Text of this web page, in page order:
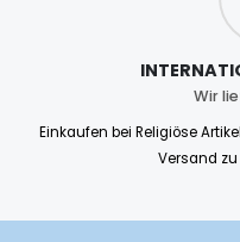
Wir
Einkaufen bei Religiöse
Versand